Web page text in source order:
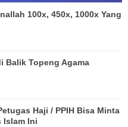
100x, 450x, 1000x Yang
Balik Topeng Agama
Haji / PPIH Bisa Minta
Islam Ini